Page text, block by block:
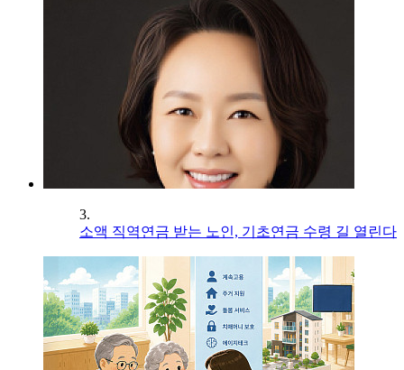
3.
소액 직역연금 받는 노인, 기초연금 수령 길 열린다